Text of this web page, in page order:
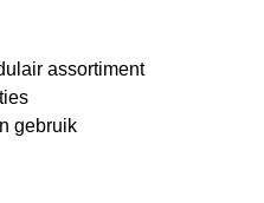
assortiment
gebruik